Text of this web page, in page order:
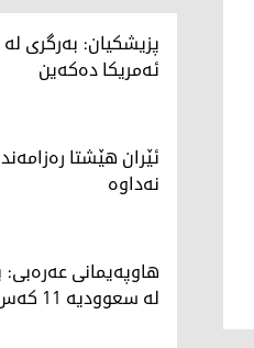
پزیشکیان: بەرگری
ئەمریکا دەکەین
ئێران هێشتا
نەداوە
هاوپەیمانی
لە سعوودیە 11 کەس برینداربوون